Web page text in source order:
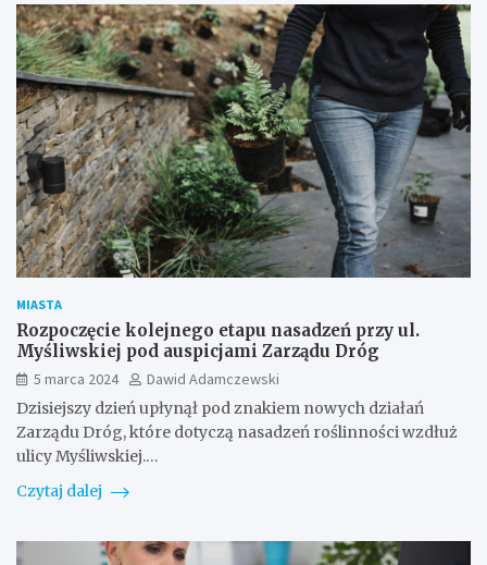
MIASTA
Rozpoczęcie kolejnego etapu nasadzeń przy ul.
Myśliwskiej pod auspicjami Zarządu Dróg
5 marca 2024
Dawid Adamczewski
Dzisiejszy dzień upłynął pod znakiem nowych działań
Zarządu Dróg, które dotyczą nasadzeń roślinności wzdłuż
ulicy Myśliwskiej.…
Czytaj dalej